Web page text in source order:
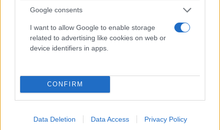
Google consents
I want to allow Google to enable storage
related to advertising like cookies on web or
device identifiers in apps.
CONFIRM
Data Deletion Data Access Privacy Policy
Πολίτη, Ανδρέα Νικολακόπουλου και του
αντιστράτηγου Νίκου Ρουμελιώτη.
Flash.grστην αναζήτηση τηςGoogle